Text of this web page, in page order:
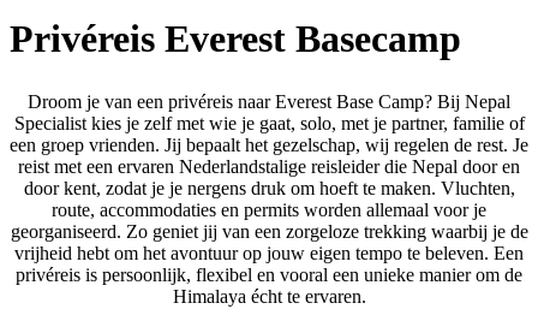
Privéreis Everest Basecamp
Droom je van een privéreis naar Everest Base Camp? Bij Nepal
Specialist kies je zelf met wie je gaat, solo, met je partner, familie of
een groep vrienden. Jij bepaalt het gezelschap, wij regelen de rest. Je
reist met een ervaren Nederlandstalige reisleider die Nepal door en
door kent, zodat je je nergens druk om hoeft te maken. Vluchten,
route, accommodaties en permits worden allemaal voor je
georganiseerd. Zo geniet jij van een zorgeloze trekking waarbij je de
vrijheid hebt om het avontuur op jouw eigen tempo te beleven. Een
privéreis is persoonlijk, flexibel en vooral een unieke manier om de
Himalaya écht te ervaren.